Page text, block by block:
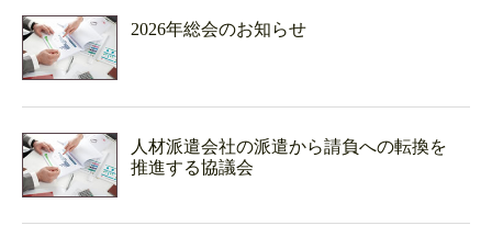
2026年総会のお知らせ
人材派遣会社の派遣から請負への転換を
推進する協議会